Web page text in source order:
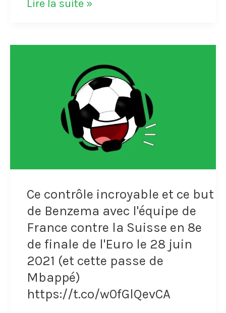
En
1963,
de
France.
La
légende
du
Stade
Lire la suite »
Ce contrôle incroyable et ce but
de Benzema avec l'équipe de
France contre la Suisse en 8e
de finale de l'Euro le 28 juin
2021 (et cette passe de
Mbappé)
https://t.co/w0fGlQevCA